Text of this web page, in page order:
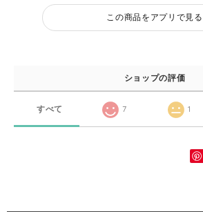
この商品をアプリで見る
ショップの評価
すべて 7 1